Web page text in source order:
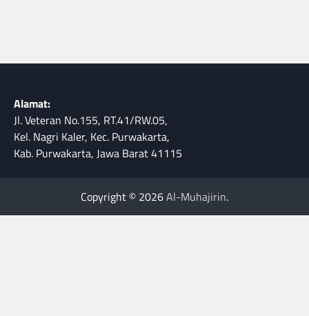
Alamat:
Jl. Veteran No.155, RT.41/RW.05,
Kel. Nagri Kaler, Kec. Purwakarta,
Kab. Purwakarta, Jawa Barat 41115
Copyright © 2026Al-Muhajirin.